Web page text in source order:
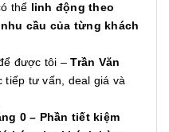
thể linh động theo
cầu của từng khách
được tôi –Trần Văn
tiếp tư vấn, deal giá và
0 – Phần tiết kiệm